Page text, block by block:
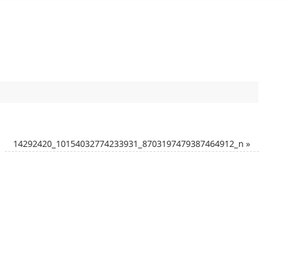
14292420_10154032774233931_8703197479387464912_n »